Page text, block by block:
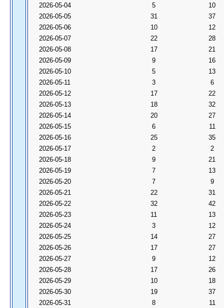
2026-05-04
5
10
2026-05-05
31
37
2026-05-06
10
12
2026-05-07
22
28
2026-05-08
17
21
2026-05-09
9
16
2026-05-10
5
13
2026-05-11
3
6
2026-05-12
17
22
2026-05-13
18
32
2026-05-14
20
27
2026-05-15
6
11
2026-05-16
25
35
2026-05-17
2
2
2026-05-18
9
21
2026-05-19
7
13
2026-05-20
7
9
2026-05-21
22
31
2026-05-22
32
42
2026-05-23
11
13
2026-05-24
3
12
2026-05-25
14
27
2026-05-26
17
27
2026-05-27
9
12
2026-05-28
17
26
2026-05-29
10
18
2026-05-30
19
37
2026-05-31
8
11